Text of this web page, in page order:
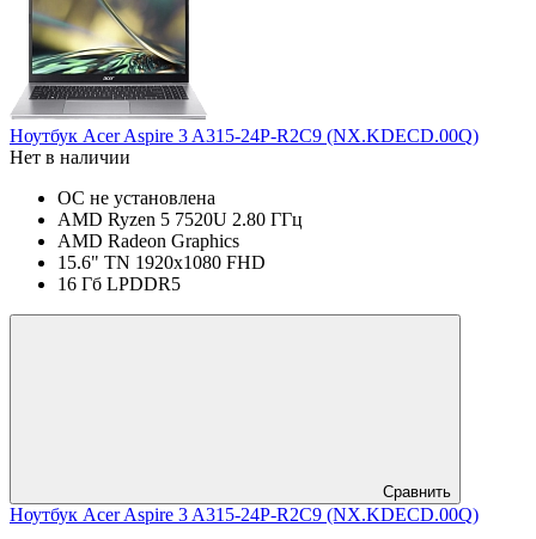
Ноутбук Acer Aspire 3 A315-24P-R2C9 (NX.KDECD.00Q)
Нет в наличии
ОС не установлена
AMD Ryzen 5 7520U 2.80 ГГц
AMD Radeon Graphics
15.6" TN 1920x1080 FHD
16 Гб LPDDR5
Сравнить
Ноутбук Acer Aspire 3 A315-24P-R2C9 (NX.KDECD.00Q)